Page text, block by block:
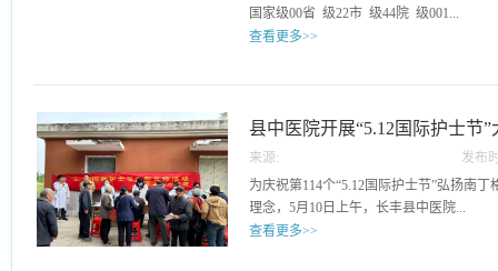
国家级00省 级22市 级44院 级001...
3617.183350.282.3 医疗机构住院患者单
本医保实际报销比例（%）城镇职工
急诊抢救成功率（%）1001003.4 抗菌药
37.1625.733.5 门诊输液率（%）12133.6
003.7 住院患者压疮发生率（%）003.8 出
查看更多>>
县中医院开展“5.12国际护士节
来源:
发布
13
为庆祝第114个“5.12国际护士节”弘扬南
理念，5月10日上午，长丰县中医院...
查看更多>>